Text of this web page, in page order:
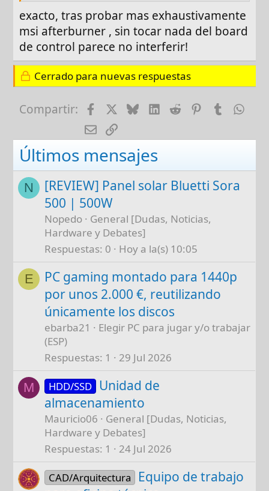
entra en conflicto.
Saludos !!!
exacto, tras probar mas exhaustivamente
msi afterburner , sin tocar nada del board
de control parece no interferir!
Cerrado para nuevas respuestas
Compartir: FacebookBlueskyLinkedIn
RedditPinterest
Tumblr
E-mailEnlace
Últimos mensajes
N
[REVIEW] Panel solar Bluetti Sora
500 | 500W
Nopedo
General [Dudas, Noticias,
Hardware y Debates]
Respuestas 0 Hoy a la(s) 10:05
E
PC gaming montado para 1440p
por unos 2.000 €, reutilizando
únicamente los discos
ebarba21
Elegir PC para jugar y/o trabajar
(ESP)
Respuestas 1 29 Jul 2026
M HDD/SSD Unidad de
almacenamiento
Mauricio06
General [Dudas, Noticias,
Hardware y Debates]
Respuestas 1 24 Jul 2026
CAD/Arquitectura
Equipo de trabajo